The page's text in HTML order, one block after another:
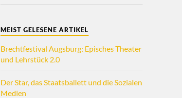
MEIST GELESENE ARTIKEL
Brechtfestival Augsburg: Episches Theater
und Lehrstück 2.0
Der Star, das Staatsballett und die Sozialen
Medien